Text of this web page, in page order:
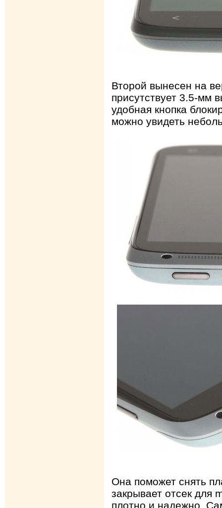
Второй вынесен на
присутствует 3.5-мм
удобная кнопка
можно увидеть
Она поможет снять
закрывает отсек для
плотно и надежно.